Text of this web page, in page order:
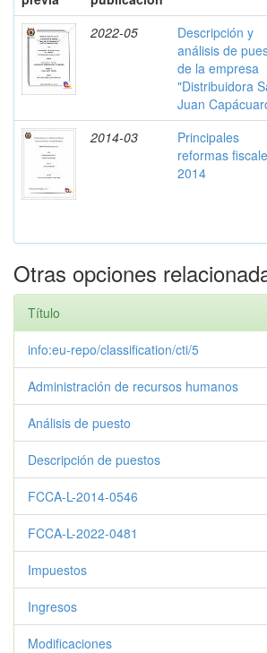
2022-05
Descripción y
análisis de
de la empresa
"Distribuidora
Juan
2014-03
Principales
reformas
2014
Otras opciones
Título
info:eu-repo/classification/cti/5
Administración de recursos humanos
Análisis de puesto
Descripción de puestos
FCCA-L-2014-0546
FCCA-L-2022-0481
Impuestos
Ingresos
Modificaciones